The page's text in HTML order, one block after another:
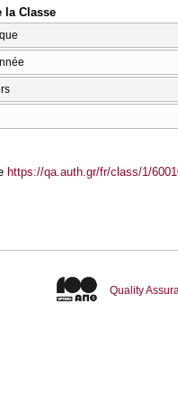
la Classe
https://qa.auth.gr/fr/class/1/
Quality